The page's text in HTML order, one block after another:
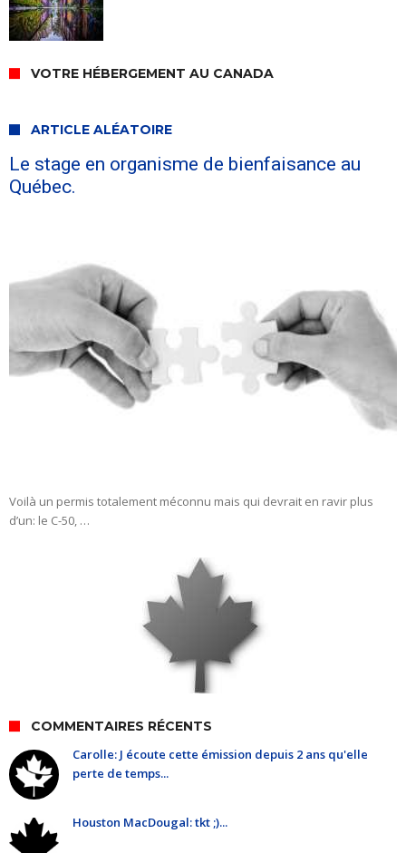
VOTRE HÉBERGEMENT AU CANADA
ARTICLE ALÉATOIRE
Le stage en organisme de bienfaisance au
Québec.
Voilà un permis totalement méconnu mais qui devrait en ravir plus
d’un: le C-50, …
COMMENTAIRES RÉCENTS
Carolle: J écoute cette émission depuis 2 ans qu'elle
perte de temps...
Houston MacDougal: tkt ;)...